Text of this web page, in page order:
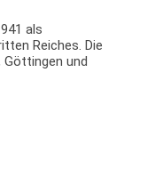
als
Reiches. Die
und